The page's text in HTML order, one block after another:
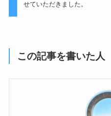
せていただきました。
この記事を書いた人